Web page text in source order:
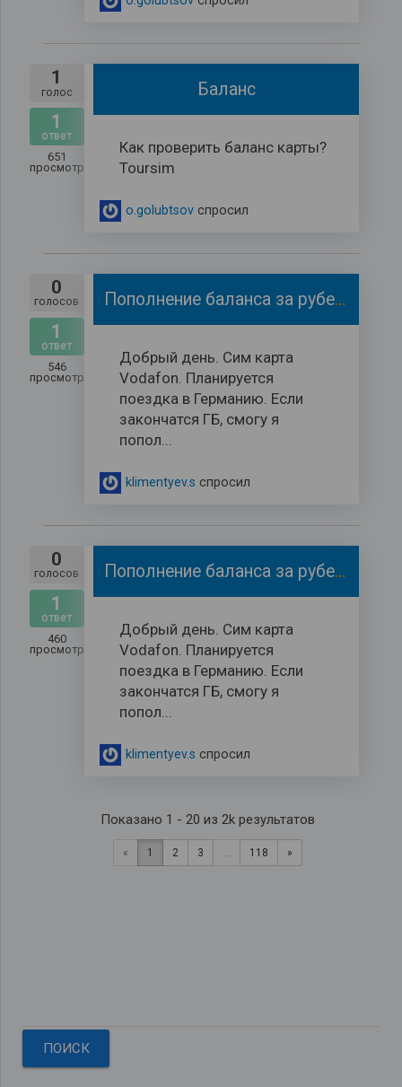
1
голос
1
ответ
651
просмотров
Баланс
Как проверить баланс карты?
Toursim
o.golubtsovспросил
0
голосов
1
ответ
546
просмотров
Пополнение баланса за рубежом.
Добрый день. Сим карта
Vodafon. Планируется
поездка в Германию. Если
закончатся ГБ, смогу я
попол...
klimentyev.s спросил
0
голосов
1
ответ
460
просмотров
Пополнение баланса за рубежом.
Добрый день. Сим карта
Vodafon. Планируется
поездка в Германию. Если
закончатся ГБ, смогу я
попол...
klimentyev.s спросил
Показано 1 - 20 из 2k результатов
« 1 2 3 ... 118 »